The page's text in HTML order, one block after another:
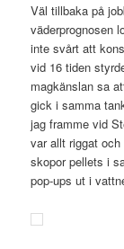
Väl tillbaka på
väderprognosen
inte svårt att
vid 16 tiden
magkänslan sa
gick i samma
jag framme vid
var allt riggat
skopor pellets i
pop-ups ut i